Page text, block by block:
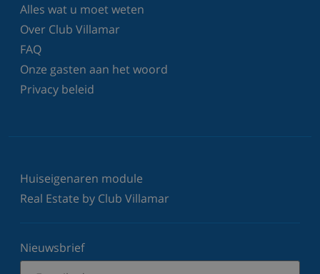
Alles wat u moet weten
Over Club Villamar
FAQ
Onze gasten aan het woord
Privacy beleid
Huiseigenaren module
Real Estate by Club Villamar
Nieuwsbrief